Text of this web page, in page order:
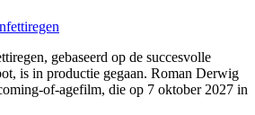
gebaseerd op de succesvolle
is in productie gegaan. Roman Derwig
of-agefilm, die op 7 oktober 2027 in